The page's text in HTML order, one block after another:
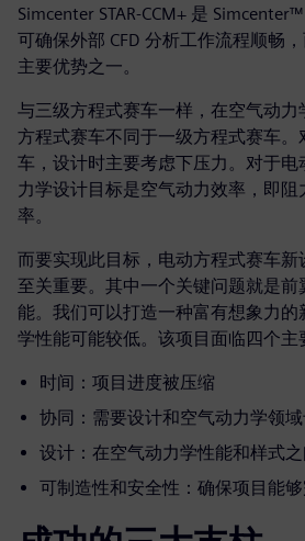
Simcenter STAR-CCM+ 是
可确保外部 CFD 分析工作流程顺畅
主要优势之一。
与三级方程式赛车一样，在空气动
方程式赛车不同于一级方程式赛车
车，设计时主要考虑下压力。对于
力学设计目标是空气动力效率，即
率。
而要实现此目标，电动方程式赛车
至关重要。其中一个关键问题就是
能。我们可以打造一种富有想象力的
学性能可能较低。该项目面临四个主
时间：项目进度被压缩
协同：需要设计和空气动力学领
设计：在空气动力学性能和样式
可制造性和安全性：确保项目能